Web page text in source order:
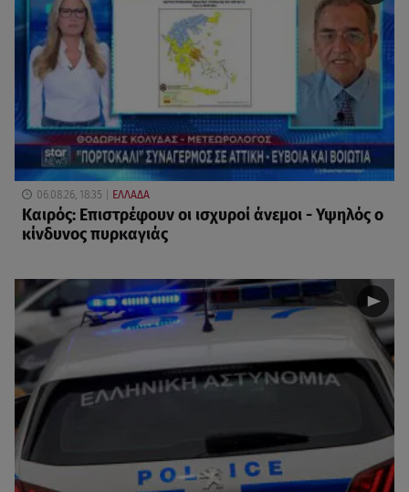
06.08.26, 18:35 ΕΛΛΑΔΑ
Καιρός: Επιστρέφουν οι ισχυροί άνεμοι - Υψηλός ο
κίνδυνος πυρκαγιάς